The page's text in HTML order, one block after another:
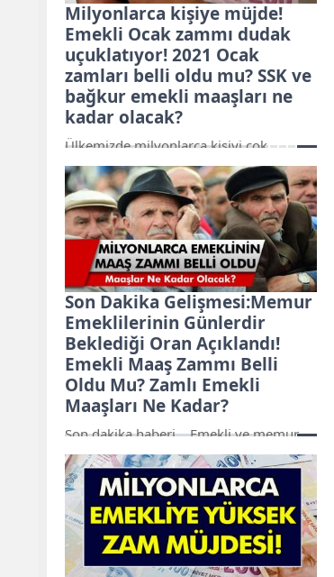
Milyonlarca kişiye müjde!
Emekli Ocak zammı dudak
uçuklatıyor! 2021 Ocak
zamları belli oldu mu? SSK ve
bağkur emekli maaşları ne
kadar olacak?
Ülkemizde milyonlarca kişiyi çok
tanesi de ocak ayında emeklilerin
maaşlarına gelen zamlar oluyor. Her yıl
düzenli olarak hem ocak hem de
temmuz ayında maaş zamları gelirken
bir de ramazan ve kurban
bayramlarında ikramiye ödemeleri
veriliyor.
Son Dakika Gelişmesi:Memur
Emeklilerinin Günlerdir
Beklediği Oran Açıklandı!
Emekli Maaş Zammı Belli
Oldu Mu? Zamlı Emekli
Maaşları Ne Kadar?
Son dakika haberi… Emekli ve memur
meydana geldi. Emekli maaşı zam
oranları, Aralık ayında yapılacak
çalışmaların ardından enflasyon oranı ile
beraber net olarak belli olacak.